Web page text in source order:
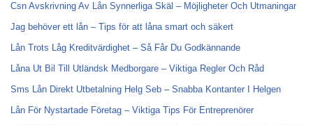
Csn Avskrivning Av Lån Synnerliga Skäl – Möjligheter Och Utmaningar
Jag behöver ett lån – Tips för att låna smart och säkert
Lån Trots Låg Kreditvärdighet – Så Får Du Godkännande
Låna Ut Bil Till Utländsk Medborgare – Viktiga Regler Och Råd
Sms Lån Direkt Utbetalning Helg Seb – Snabba Kontanter I Helgen
Lån För Nystartade Företag – Viktiga Tips För Entreprenörer